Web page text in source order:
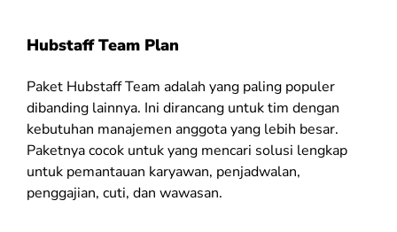
Hubstaff Team Plan
Paket Hubstaff Team adalah yang paling populer
dibanding lainnya. Ini dirancang untuk tim dengan
kebutuhan manajemen anggota yang lebih besar.
Paketnya cocok untuk yang mencari solusi lengkap
untuk pemantauan karyawan, penjadwalan,
penggajian, cuti, dan wawasan.